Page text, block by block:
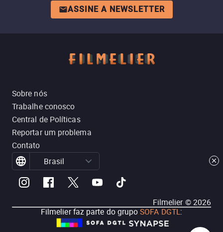
ASSINE A NEWSLETTER
Sobre nós
Trabalhe conosco
Central de Políticas
Reportar um problema
Contato
Brasil
Filmelier ©2026
Filmelier faz parte do grupoSOFA DGTL: